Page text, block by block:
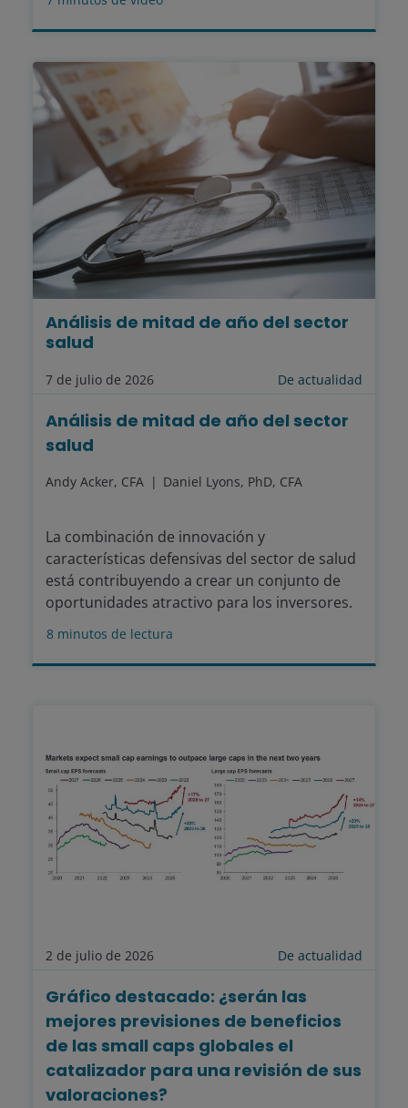
7 de julio de 2026 De actualidad
Análisis de mitad de año del sector
salud
Análisis de mitad de año del sector
salud
Andy Acker, CFA Daniel Lyons, PhD, CFA
La combinación de innovación y
características defensivas del sector de salud
está contribuyendo a crear un conjunto de
oportunidades atractivo para los inversores.
8 minutos de lectura
2 de julio de 2026 De actualidad
Gráfico destacado: ¿serán las
mejores previsiones de beneficios
de las small caps globales el
catalizador para una revisión de sus
valoraciones?